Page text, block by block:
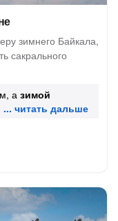
зимнего Байкала,
сакрального
азимой